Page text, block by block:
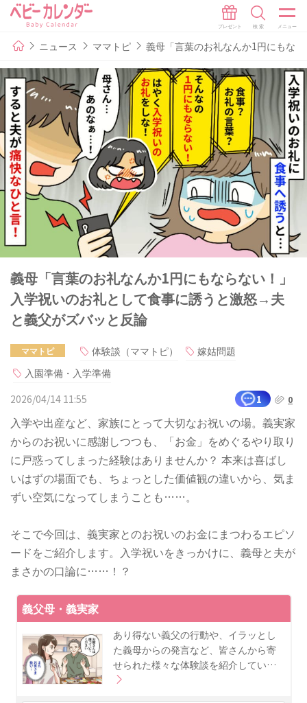
ニュース ママトピ 義母「言葉のお礼なんか1円にもな
義母「言葉のお礼なんか1円にもならない！」
入学祝いのお礼として食事に誘うと激怒→夫
と義父がズバッと反論
ママトピ 体験談（ママトピ）
嫁姑問題
入園準備・入学準備
2026/04/14 11:55
1 0
入学や出産など、家族にとって大切なお祝いの場。義実家
からのお祝いに感謝しつつも、「お金」をめぐるやり取り
に戸惑ってしまった経験はありませんか？ 本来は喜ばし
いはずの場面でも、ちょっとした価値観の違いから、気ま
ずい空気になってしまうことも……。
そこで今回は、義実家とのお祝いのお金にまつわるエピソ
ードをご紹介します。入学祝いをきっかけに、義母と夫が
まさかの口論に……！？
義父母・義実家
あり得ない義父の行動や、イラッとし
た義母からの発言など、皆さんから寄
せられた様々な体験談を紹介してい…